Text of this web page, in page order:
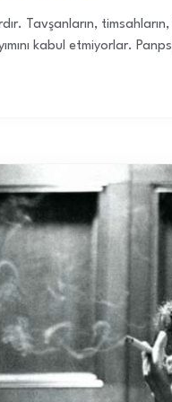
Tavşanların,
kabul etmiyorlar.